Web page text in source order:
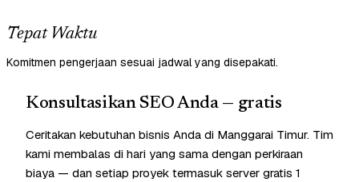
Tepat Waktu
Komitmen pengerjaan sesuai jadwal yang disepakati.
Konsultasikan SEO Anda — gratis
Ceritakan kebutuhan bisnis Anda di Manggarai Timur. Tim
kami membalas di hari yang sama dengan perkiraan
biaya — dan setiap proyek termasuk server gratis 1